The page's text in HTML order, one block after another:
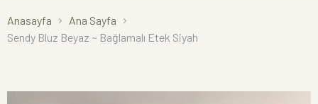
Anasayfa
Ana Sayfa
Sendy Bluz Beyaz ~ Bağlamalı Etek Siyah